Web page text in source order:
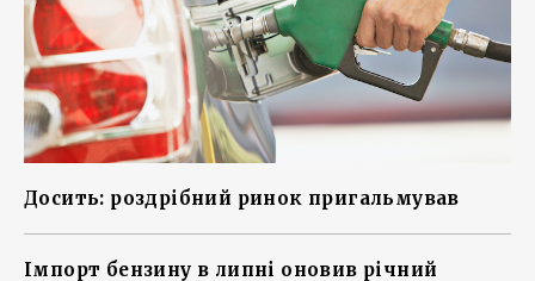
Досить: роздрібний ринок пригальмував
Імпорт бензину в липні оновив річний